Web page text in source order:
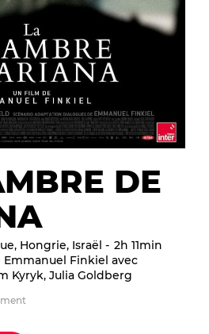
DE
Hongrie, Israël
2h 11min
Finkiel avec
Kyryk, Julia Goldberg